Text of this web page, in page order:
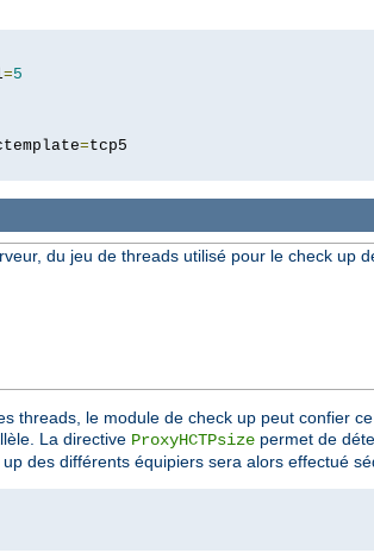
=5
=
du jeu de threads utilisé pour le check up
threads, le module de check up peut confier
La directive ProxyHCTPsize permet de
des différents équipiers sera alors effectué